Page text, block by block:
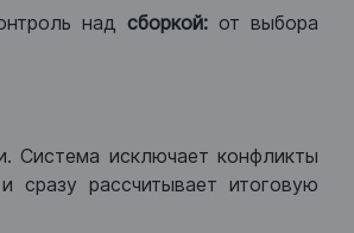
над сборкой: от выбора
Система исключает конфликты
рассчитывает итоговую